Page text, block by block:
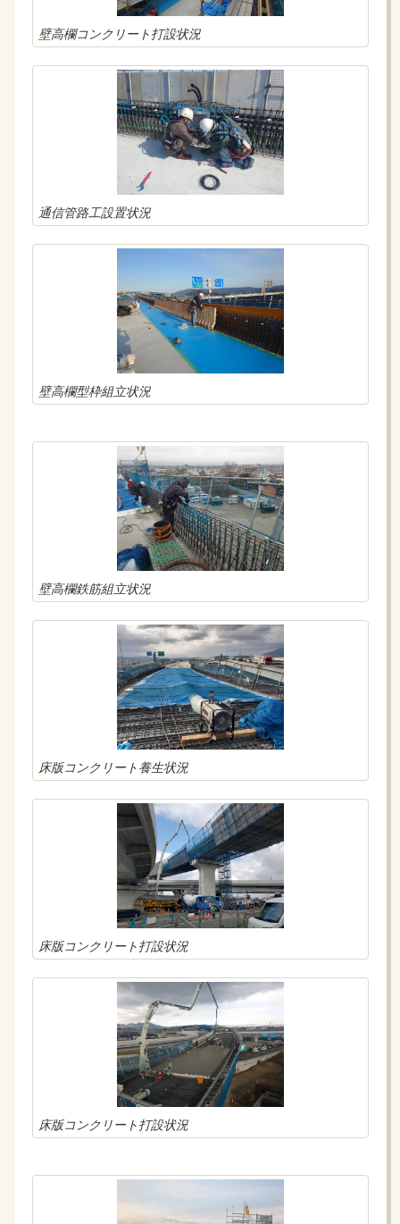
壁高欄コンクリート打設状況
通信管路工設置状況
壁高欄型枠組立状況
壁高欄鉄筋組立状況
床版コンクリート養生状況
床版コンクリート打設状況
床版コンクリート打設状況